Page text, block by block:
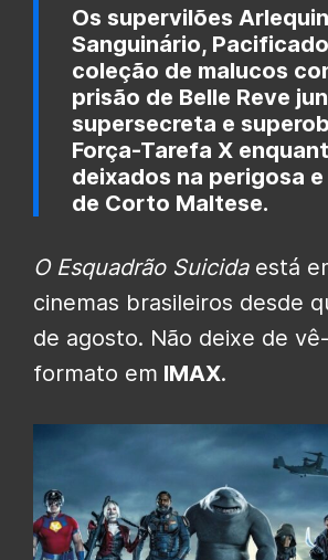
Os supervilões
Sanguinário,
coleção de malucos
prisão de Belle Reve
supersecreta e
Força-Tarefa X
deixados na perigosa
de Corto Maltese.
O Esquadrão Suicidaestá
cinemas brasileiros desde
de agosto. Não deixe de
formato em IMAX.